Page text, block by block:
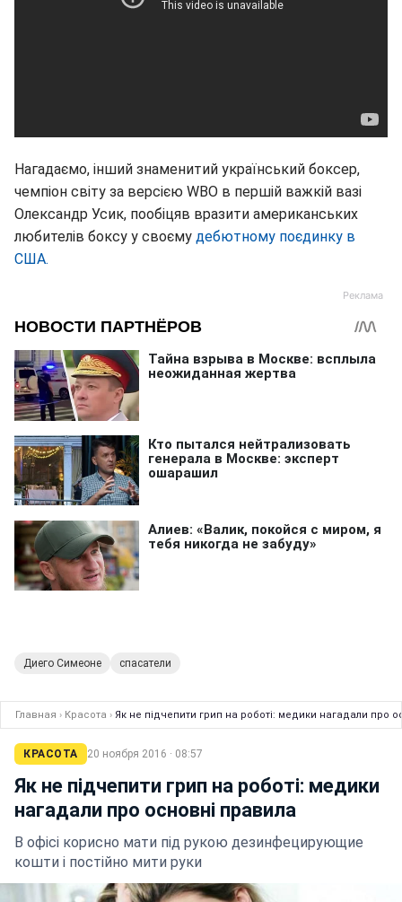
Нагадаємо, інший знаменитий український боксер,
чемпіон світу за версією WBO в першій важкій вазі
Олександр Усик, пообіцяв вразити американських
любителів боксу у своєму дебютному поєдинку в
США.
Диего Симеоне спасатели
Главная › Красота › Як не підчепити грип на роботі: медики нагадали про
КРАСОТА 20 ноября 2016 · 08:57
Як не підчепити грип на роботі: медики
нагадали про основні правила
В офісі корисно мати під рукою дезинфецирующие
кошти і постійно мити руки